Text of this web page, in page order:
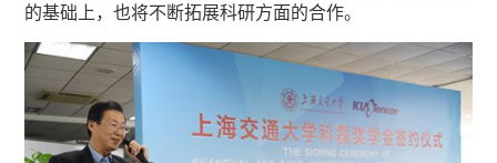
的基础上，也将不断拓展科研方面的合作。